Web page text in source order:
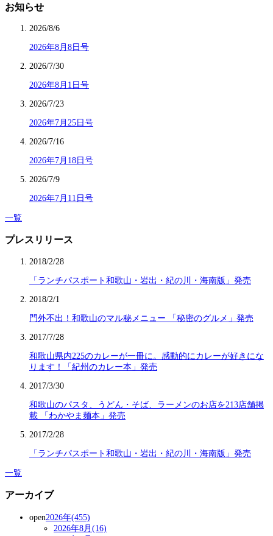
お知らせ
2026/8/6
2026年8月8日号
2026/7/30
2026年8月1日号
2026/7/23
2026年7月25日号
2026/7/16
2026年7月18日号
2026/7/9
2026年7月11日号
一覧
プレスリリース
2018/2/28
「ランチパスポート和歌山・岩出・紀の川・海南版」発売
2018/2/1
門外不出！和歌山のマル秘メニュー 「秘密のグルメ」発売
2017/7/28
和歌山県内225のカレーが一冊に。感動的にカレーが好きにな
ります！「紀州のカレー本」発売
2017/3/30
和歌山のパスタ、うどん・そば、ラーメンのお店を213店舗掲
載 「わかやま麺本」発売
2017/2/28
「ランチパスポート和歌山・岩出・紀の川・海南版」発売
一覧
アーカイブ
open2026年(455)
2026年8月(16)